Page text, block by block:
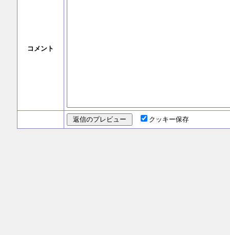
コメント
クッキー保存